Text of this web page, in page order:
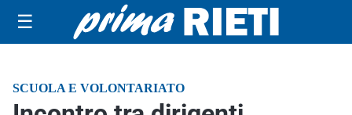
☰
SCUOLA E VOLONTARIATO